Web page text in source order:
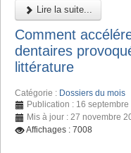
Lire la suite...
Comment
dentaires
littérature
Catégorie : Dossiers du mois
Publication : 16
Mis à jour : 27 novembre
Affichages : 7008